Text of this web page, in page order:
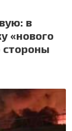
в
«нового
стороны